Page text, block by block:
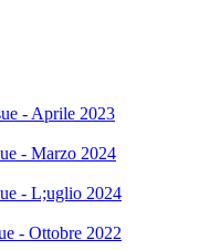
- Aprile 2023
- Marzo 2024
- L;uglio 2024
- Ottobre 2022